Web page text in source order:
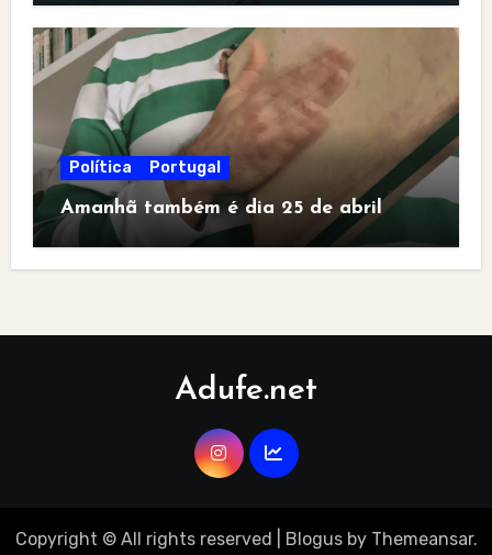
Política Portugal
Amanhã também é dia 25 de abril
Adufe.net
Copyright © All rights reserved Blogusby Themeansar.